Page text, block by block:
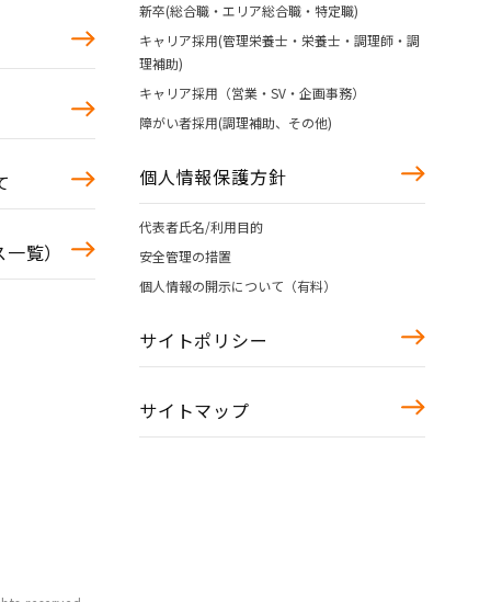
覧）
新卒(総合職・エリア総合職・特定職)
キャリア採用(管理栄養士・栄養士・調理師・調
理補助)
キャリア採用（営業・SV・企画事務）
障がい者採用(調理補助、その他)
個人情報保護方針
代表者氏名/利用目的
安全管理の措置
個人情報の開示について（有料）
サイトポリシー
サイトマップ